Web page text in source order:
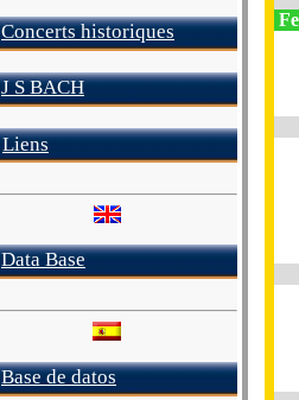
Concerts historiques
J S BACH
Liens
Data Base
Base de datos